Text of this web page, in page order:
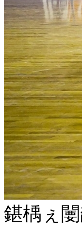
鍖楀ぇ